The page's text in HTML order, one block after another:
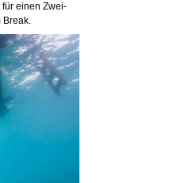
einen Zwei-
Break.